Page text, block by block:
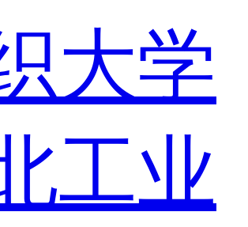
大学
工业